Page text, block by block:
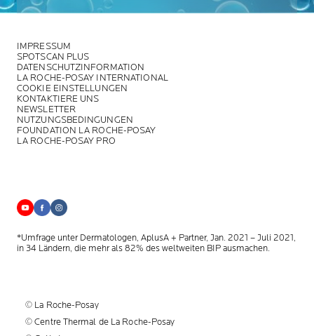
IMPRESSUM
SPOTSCAN PLUS
DATENSCHUTZINFORMATION
LA ROCHE-POSAY INTERNATIONAL
COOKIE EINSTELLUNGEN
KONTAKTIERE UNS
NEWSLETTER
NUTZUNGSBEDINGUNGEN
FOUNDATION LA ROCHE-POSAY
LA ROCHE-POSAY PRO
*Umfrage unter Dermatologen, AplusA + Partner, Jan. 2021 – Juli 2021,
in 34 Ländern, die mehr als 82% des weltweiten BIP ausmachen.
© La Roche-Posay
© Centre Thermal de La Roche-Posay